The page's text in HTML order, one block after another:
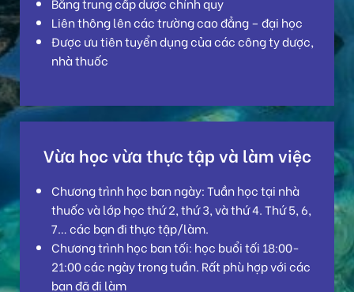
Liên thông lên các trường cao đẳng – đại học
Được ưu tiên tuyển dụng của các công ty dược,
nhà thuốc
Vừa học vừa thực tập và làm việc
Chương trình học ban ngày: Tuần học tại nhà
thuốc và lớp học thứ 2, thứ 3, và thứ 4. Thứ 5, 6,
7… các bạn đi thực tập/làm.
Chương trình học ban tối: học buổi tối 18:00-
21:00 các ngày trong tuần. Rất phù hợp với các
bạn đã đi làm